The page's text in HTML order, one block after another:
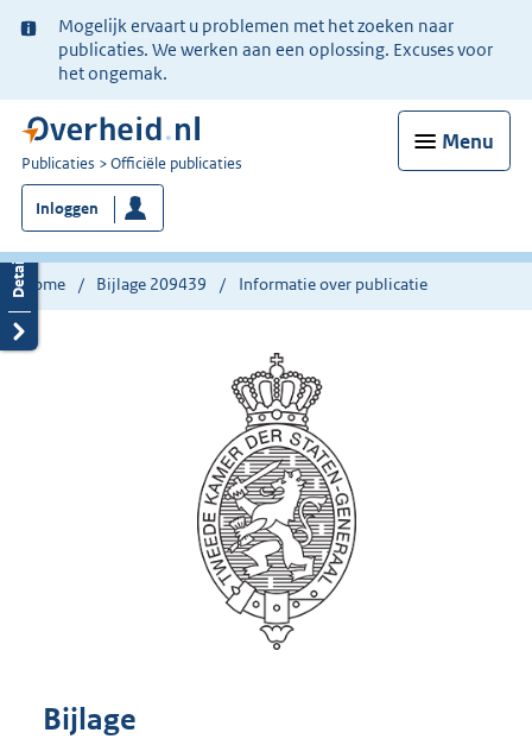
Ter
informatie:
Mogelijk ervaart u problemen met het zoeken naar
publicaties. We werken aan een oplossing. Excuses voor
het ongemak.
Menu
U
bent
nu
hier:
Publicaties Officiële publicaties
Inloggen
Home Bijlage 209439 Informatie over publicatie
Bijlage